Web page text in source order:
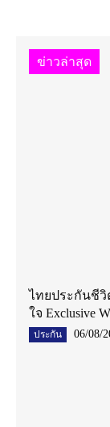
ข่าวล่าสุด
ไทยประกันชีวิ
ใจ Exclusive
ประกัน 06/08/